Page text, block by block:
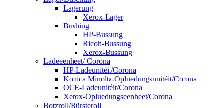
Lagerung
Xerox-Lager
Bushing
HP-Bussung
Ricoh-Bussung
Xerox-Bussung
Ladeeenheet/ Corona
HP-Ladeunitéit/Corona
Konica Minolta-Opluedungsunitéit/Corona
OCE-Ladeunitéit/Corona
Xerox-Opluedungseenheet/Corona
Botzroll/Bürsteroll